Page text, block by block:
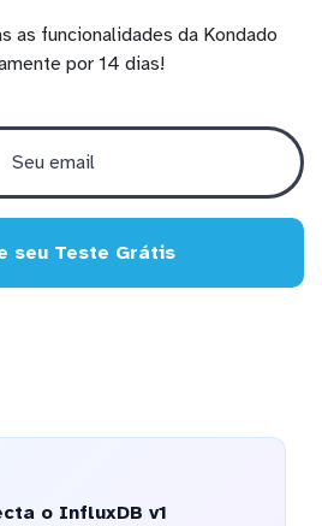
as funcionalidades da Kondado
por 14 dias!
seu Teste Grátis
o InfluxDB v1